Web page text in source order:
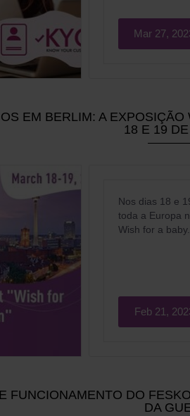
Mar 27,
EM BERLIM: A
18 E 19
Nos dias 18 e
toda a Europa
Wish for a baby.
Feb 21,
FUNCIONAMENTO DO
DA